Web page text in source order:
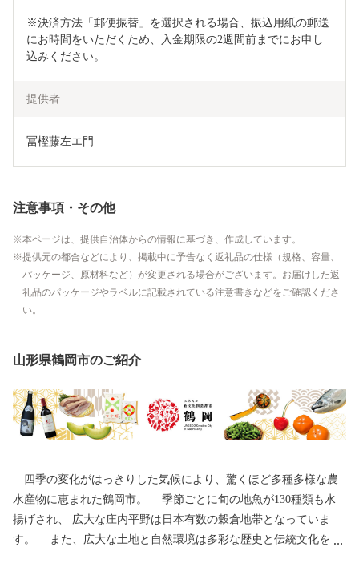
※決済方法「郵便振替」を選択される場合、振込用紙の郵送
にお時間をいただくため、入金期限の2週間前までにお申し
込みください。
提供者
冨樫藤左エ門
注意事項・その他
本ページは、提供自治体からの情報に基づき、作成しています。
提供元の都合などにより、掲載中に予告なく返礼品の仕様（規格、容量、
パッケージ、原材料など）が変更される場合がございます。お届けした返
礼品のパッケージやラベルに記載されている注意書きなどをご確認くださ
い。
山形県鶴岡市のご紹介
四季の変化がはっきりした気候により、驚くほど多種多様な農
水産物に恵まれた鶴岡市。 季節ごとに旬の地魚が130種類も水
揚げされ、 広大な庄内平野は日本有数の穀倉地帯となっていま
す。 また、広大な土地と自然環境は多彩な歴史と伝統文化をも